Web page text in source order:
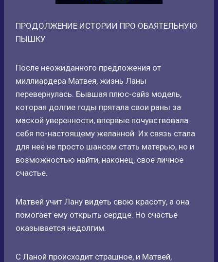
ПРОДОЛЖЕНИЕ ИСТОРИИ ПРО ОБАЯТЕЛЬНУЮ
ПЫШКУ
После неожиданного предложения от
миллиардера Матвея, жизнь Ланы
перевернулась. Бывшая плюс-сайз модель,
которая долгие годы прятала свои раны за
маской уверенности, впервые почувствовала
себя по-настоящему желанной. Их связь стала
для неё не просто шансом стать матерью, но и
возможностью найти, наконец, свое личное
счастье.
Матвей учит Лану видеть свою красоту, а она
помогает ему открыть сердце. Но счастье
оказывается недолгим.
С Ланой происходит страшное, и Матвей,